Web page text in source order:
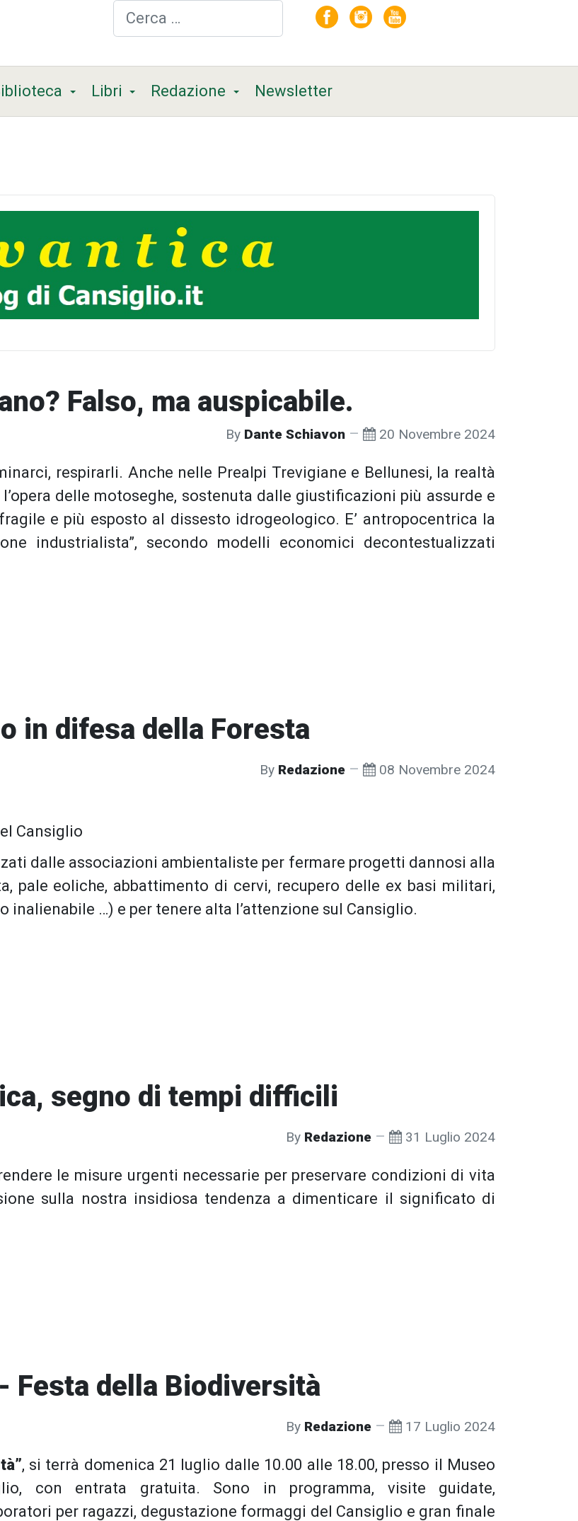
Cerca
Libri Redazione Newsletter
Falso, ma auspicabile.
By Dante Schiavon 20 Novembre 2024
respirarli. Anche nelle Prealpi Trevigiane e Bellunesi, la realtà
delle motoseghe, sostenuta dalle giustificazioni più assurde e
e più esposto al dissesto idrogeologico. E’ antropocentrica la
industrialista”, secondo modelli economici decontestualizzati
in difesa della Foresta
By Redazione 08 Novembre 2024
Cansiglio
dalle associazioni ambientaliste per fermare progetti dannosi alla
pale eoliche, abbattimento di cervi, recupero delle ex basi militari,
…) e per tenere alta l’attenzione sul Cansiglio.
segno di tempi difficili
By Redazione 31 Luglio 2024
le misure urgenti necessarie per preservare condizioni di vita
sulla nostra insidiosa tendenza a dimenticare il significato di
Festa della Biodiversità
By Redazione 17 Luglio 2024
, si terrà domenica 21 luglio dalle 10.00 alle 18.00, presso il Museo
con entrata gratuita. Sono in programma, visite guidate,
per ragazzi, degustazione formaggi del Cansiglio e gran finale